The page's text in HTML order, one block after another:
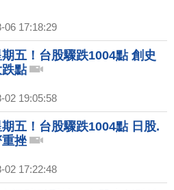
06 17:18:29
五！台股驟跌1004點 創史
點
02 19:05:58
五！台股驟跌1004點 日股.
挫
02 17:22:48